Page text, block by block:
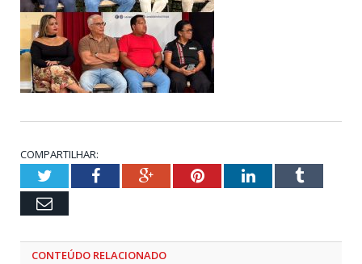
COMPARTILHAR:
TwitterFacebookGoogle+PinterestLinkedInTumblr
Email
CONTEÚDO RELACIONADO